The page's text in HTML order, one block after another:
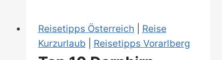
Reisetipps Österreich
Reise
Kurzurlaub
Reisetipps Vorarlberg